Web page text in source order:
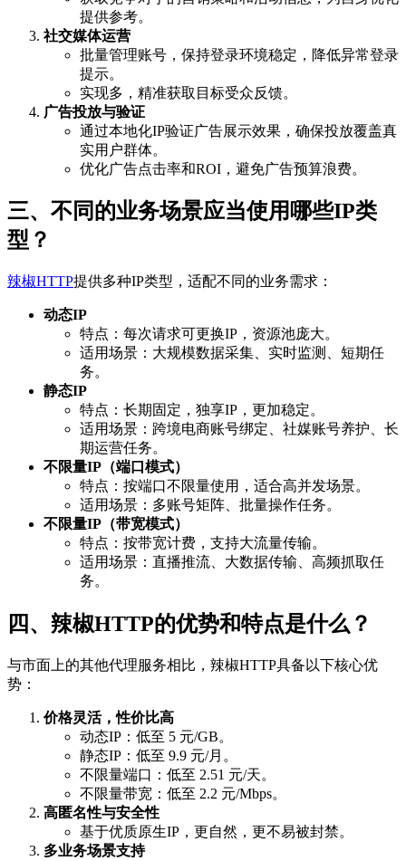
提供参考。
社交媒体运营
批量管理账号，保持登录环境稳定，降低异常登录
提示。
实现多，精准获取目标受众反馈。
广告投放与验证
通过本地化IP验证广告展示效果，确保投放覆盖真
实用户群体。
优化广告点击率和ROI，避免广告预算浪费。
三、不同的业务场景应当使用哪些IP类
型？
辣椒HTTP提供多种IP类型，适配不同的业务需求：
动态IP
特点：每次请求可更换IP，资源池庞大。
适用场景：大规模数据采集、实时监测、短期任
务。
静态IP
特点：长期固定，独享IP，更加稳定。
适用场景：跨境电商账号绑定、社媒账号养护、长
期运营任务。
不限量IP（端口模式）
特点：按端口不限量使用，适合高并发场景。
适用场景：多账号矩阵、批量操作任务。
不限量IP（带宽模式）
特点：按带宽计费，支持大流量传输。
适用场景：直播推流、大数据传输、高频抓取任
务。
四、辣椒HTTP的优势和特点是什么？
与市面上的其他代理服务相比，辣椒HTTP具备以下核心优
势：
价格灵活，性价比高
动态IP：低至 5 元/GB。
静态IP：低至 9.9 元/月。
不限量端口：低至 2.51 元/天。
不限量带宽：低至 2.2 元/Mbps。
高匿名性与安全性
基于优质原生IP，更自然，更不易被封禁。
多业务场景支持